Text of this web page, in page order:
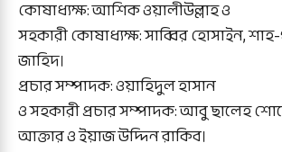
কোষাধ্যক্ষ: আশিক ওয়ালীউল্লাহ ও
সহকারী কোষাধ্যক্ষ: সাব্বির হোসাইন,
জাহিদ।
প্রচার সম্পাদক: ওয়াহিদুল হাসান
ও সহকারী প্রচার সম্পাদক: আবু ছালেহ
আক্তার ও ইয়াজ উদ্দিন রাকিব।